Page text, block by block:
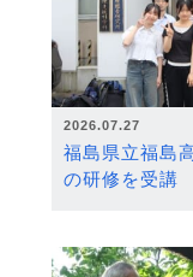
2026.07.27
福島県立福島
の研修を受講